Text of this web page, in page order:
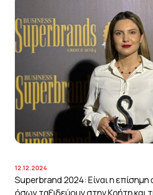
12.12.2024
Superbrand 2024: Είναι η επίσημη
όσων ταξιδεύουν στην Κρήτη και